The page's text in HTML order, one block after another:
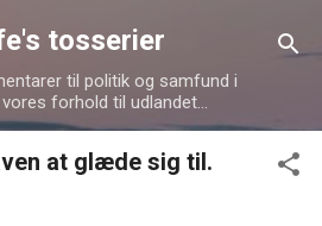
til hovedindholdet
tosserier
til politik og samfund i
forhold til udlandet...
at glæde sig til.